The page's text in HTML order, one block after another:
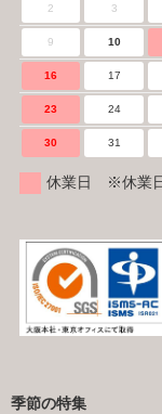
2 3
9 10
16 17
23 24
30 31
休業日 ※休業日
季節の特集